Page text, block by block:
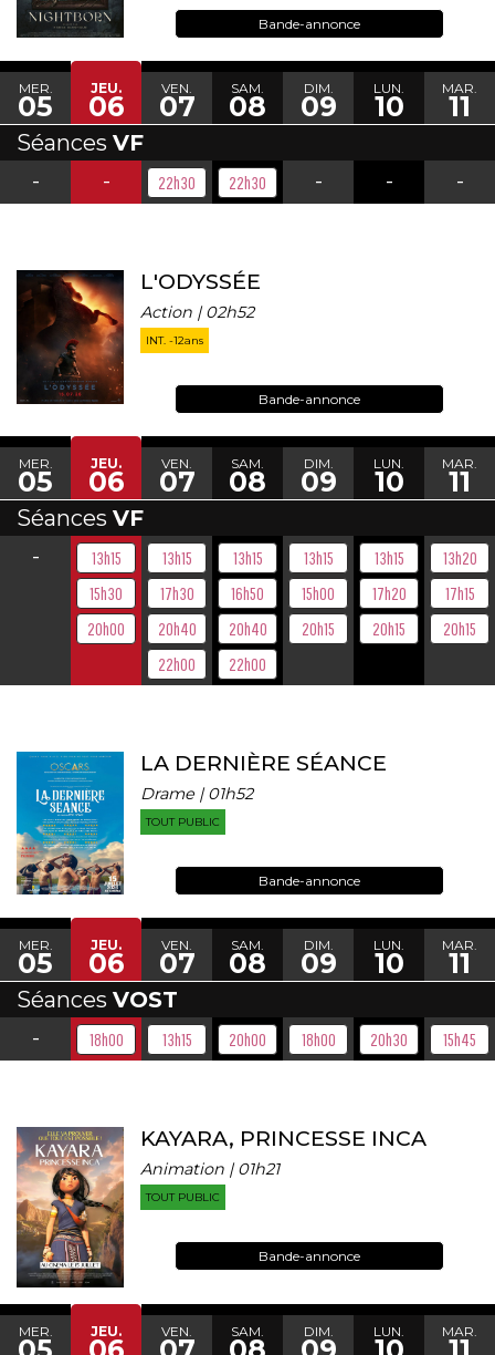
Bande-annonce
MER.
05
JEU.
06
VEN.
07
SAM.
08
DIM.
09
LUN.
10
MAR.
11
Séances VF
-
- 22h30 22h30 - - -
L'ODYSSÉE
Action | 02h52
INT. -12ans
Bande-annonce
MER.
05
JEU.
06
VEN.
07
SAM.
08
DIM.
09
LUN.
10
MAR.
11
Séances VF
-
13h15
15h30
20h00
13h15
17h30
20h40
22h00
13h15
16h50
20h40
22h00
13h15
15h00
20h15
13h15
17h20
20h15
13h20
17h15
20h15
LA DERNIÈRE SÉANCE
Drame | 01h52
TOUT PUBLIC
Bande-annonce
MER.
05
JEU.
06
VEN.
07
SAM.
08
DIM.
09
LUN.
10
MAR.
11
Séances VOST
-
18h00 13h15 20h00 18h00 20h30 15h45
KAYARA, PRINCESSE INCA
Animation | 01h21
TOUT PUBLIC
Bande-annonce
MER. JEU. VEN. SAM. DIM. LUN. MAR.